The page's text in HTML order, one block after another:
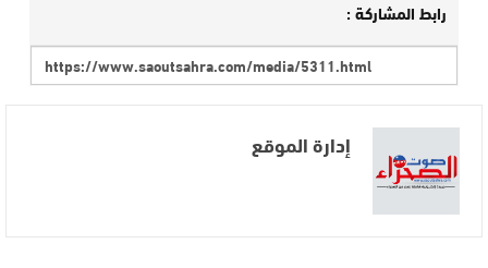
رابط المشاركة :
إدارة الموقع